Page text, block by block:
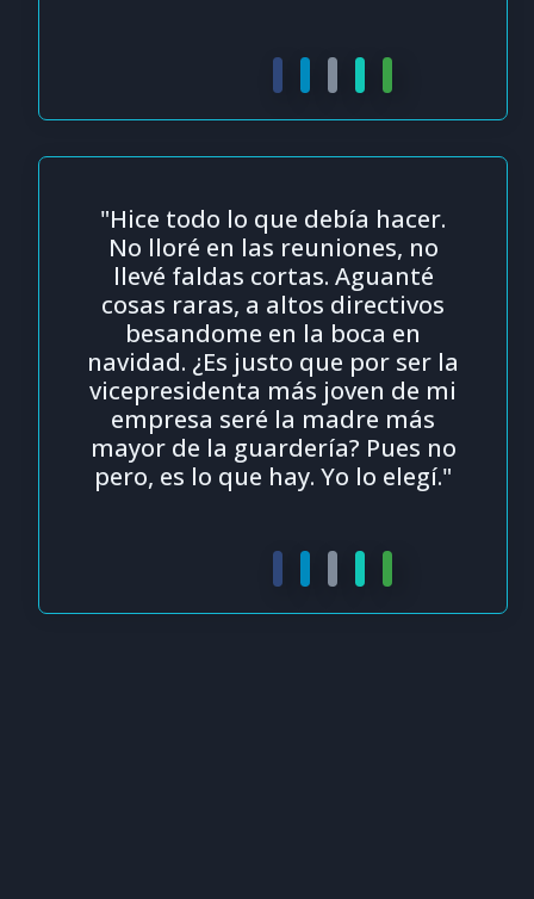
"Hice todo lo que debía hacer.
No lloré en las reuniones, no
llevé faldas cortas. Aguanté
cosas raras, a altos directivos
besandome en la boca en
navidad. ¿Es justo que por ser la
vicepresidenta más joven de mi
empresa seré la madre más
mayor de la guardería? Pues no
pero, es lo que hay. Yo lo elegí."